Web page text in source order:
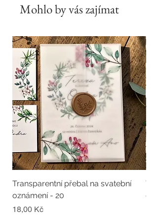
Mohlo by vás zajímat
Transparentní přebal na svatební
oznámení - 20
Cena
18,00 Kč